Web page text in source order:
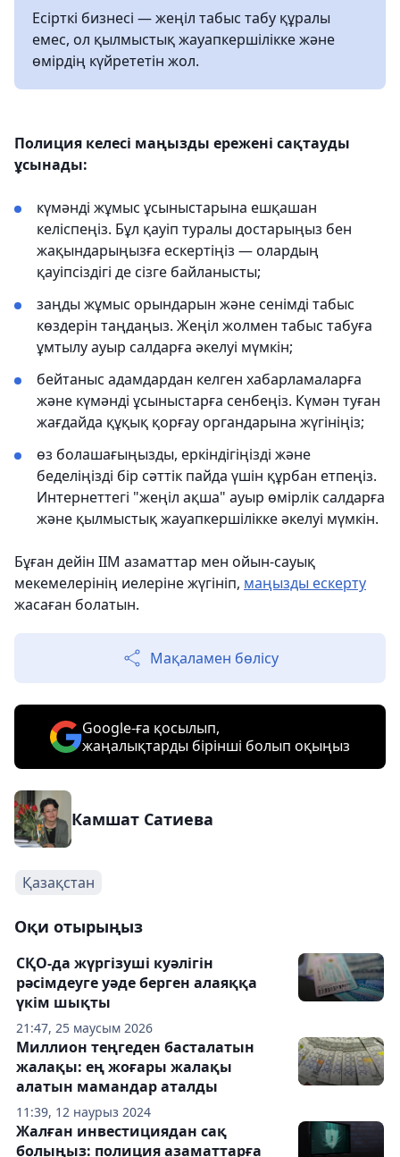
Есірткі бизнесі — жеңіл табыс табу құралы
емес, ол қылмыстық жауапкершілікке және
өмірдің күйрететін жол.
Полиция келесі маңызды ережені сақтауды
ұсынады:
күмәнді жұмыс ұсыныстарына ешқашан
келіспеңіз. Бұл қауіп туралы достарыңыз бен
жақындарыңызға ескертіңіз — олардың
қауіпсіздігі де сізге байланысты;
заңды жұмыс орындарын және сенімді табыс
көздерін таңдаңыз. Жеңіл жолмен табыс табуға
ұмтылу ауыр салдарға әкелуі мүмкін;
бейтаныс адамдардан келген хабарламаларға
және күмәнді ұсыныстарға сенбеңіз. Күмән туған
жағдайда құқық қорғау органдарына жүгініңіз;
өз болашағыңызды, еркіндігіңізді және
беделіңізді бір сәттік пайда үшін құрбан етпеңіз.
Интернеттегі "жеңіл ақша" ауыр өмірлік салдарға
және қылмыстық жауапкершілікке әкелуі мүмкін.
Бұған дейін ІІМ азаматтар мен ойын-сауық
мекемелерінің иелеріне жүгініп, маңызды ескерту
жасаған болатын.
Мақаламен бөлісу
Google-ға қосылып,
жаңалықтарды бірінші болып оқыңыз
Камшат Сатиева
Қазақстан
Оқи отырыңыз
21:47, 25 маусым 2026
СҚО-да жүргізуші куәлігін
рәсімдеуге уәде берген алаяққа
үкім шықты
11:39, 12 наурыз 2024
Миллион теңгеден басталатын
жалақы: ең жоғары жалақы
алатын мамандар аталды
Жалған инвестициядан сақ
болыңыз: полиция азаматтарға